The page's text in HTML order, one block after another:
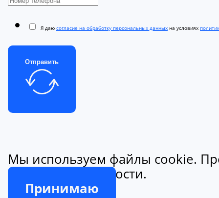
Я даю согласие на обработку персональных данных на условиях
Отправить
Мы используем файлы cookie.
конфиденциальности.
Принимаю